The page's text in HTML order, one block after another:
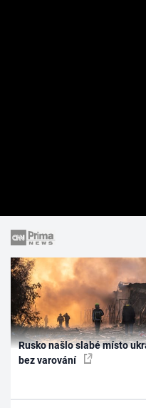
Rusko našlo slabé místo
bez varování